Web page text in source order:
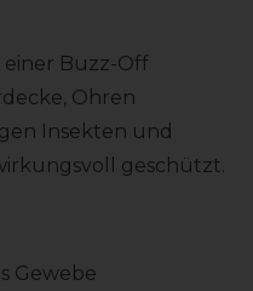
einer Buzz-Off
Ohren
Insekten und
geschützt.
Gewebe